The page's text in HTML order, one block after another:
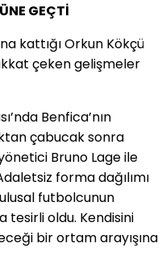
GEÇTİ
kattığı Orkun Kökçü
çeken gelişmeler
Benfica’nın
çabucak sonra
Bruno Lage ile
forma dağılımı
futbolcunun
tesirli oldu. Kendisini
bir ortam arayışına